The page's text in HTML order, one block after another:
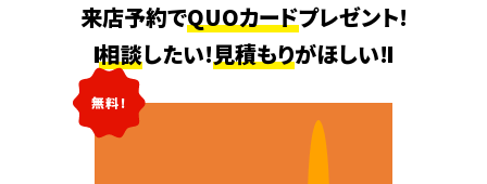
来店予約でQUOカードプレゼント!
相談したい!見積もりがほしい!
無料!